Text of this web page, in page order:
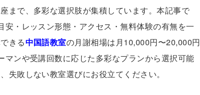
まで、多彩な選択肢が集積しています。本記事で
・レッスン形態・アクセス・無料体験の有無を一
きる中国語教室の月謝相場は月10,000円〜20,000円
ンや受講回数に応じた多彩なプランから選択可能
失敗しない教室選びにお役立てください。